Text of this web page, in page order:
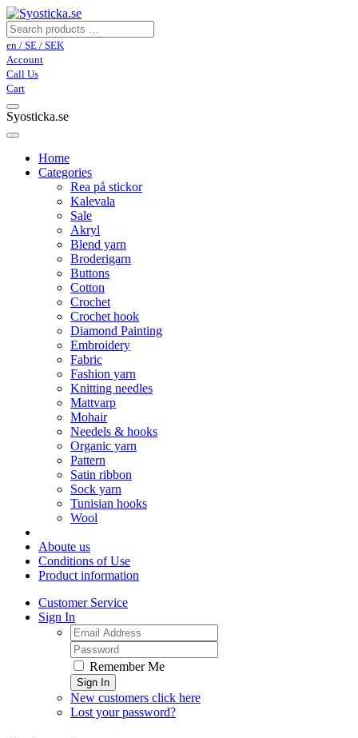
en / SE / SEK
Account
Call Us
Cart
Syosticka.se
Home
Categories
Rea på stickor
Kalevala
Sale
Akryl
Blend yarn
Broderigarn
Buttons
Cotton
Crochet
Crochet hook
Diamond Painting
Embroidery
Fabric
Fashion yarn
Knitting needles
Mattvarp
Mohair
Needels & hooks
Organic yarn
Pattern
Satin ribbon
Sock yarn
Tunisian hooks
Wool
Aboute us
Conditions of Use
Product information
Customer Service
Sign In
Remember Me
Sign In
New customers click here
Lost your password?